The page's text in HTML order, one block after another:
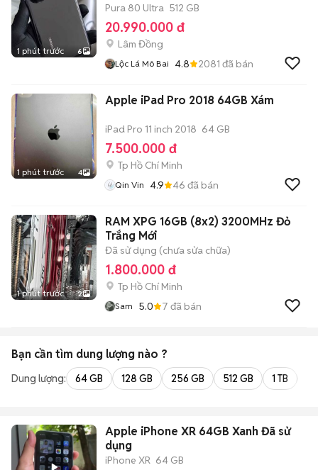
1 phút trước 6
Pura 80 Ultra 512 GB
20.990.000 đ
Lâm Đồng
Lộc Lá Mô Bai 4.8 2081 đã bán
1 phút trước 4
Apple iPad Pro 2018 64GB Xám
iPad Pro 11 inch 2018 64 GB
7.500.000 đ
Tp Hồ Chí Minh
Qin Vin 4.9 46 đã bán
1 phút trước 2
RAM XPG 16GB (8x2) 3200MHz Đỏ
Trắng Mới
Đã sử dụng (chưa sửa chữa)
1.800.000 đ
Tp Hồ Chí Minh
Sam 5.0 7 đã bán
Bạn cần tìm dung lượng nào ?
Dung lượng: 64 GB 128 GB 256 GB 512 GB 1 TB
Apple iPhone XR 64GB Xanh Đã sử
dụng
iPhone XR 64 GB